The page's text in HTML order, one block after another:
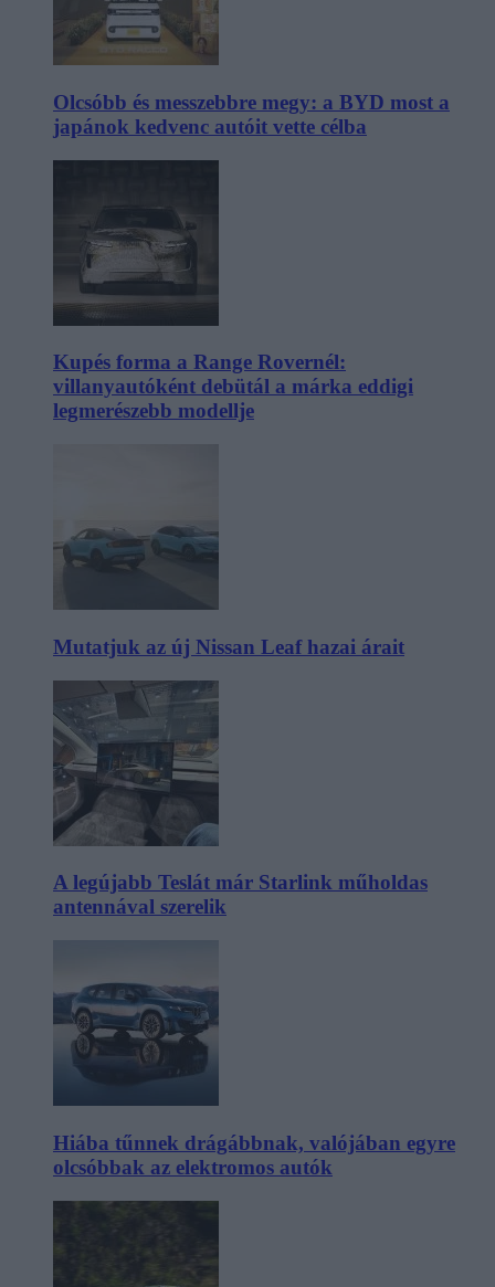
Olcsóbb és messzebbre megy: a BYD most a
japánok kedvenc autóit vette célba
Kupés forma a Range Rovernél:
villanyautóként debütál a márka eddigi
legmerészebb modellje
Mutatjuk az új Nissan Leaf hazai árait
A legújabb Teslát már Starlink műholdas
antennával szerelik
Hiába tűnnek drágábbnak, valójában egyre
olcsóbbak az elektromos autók